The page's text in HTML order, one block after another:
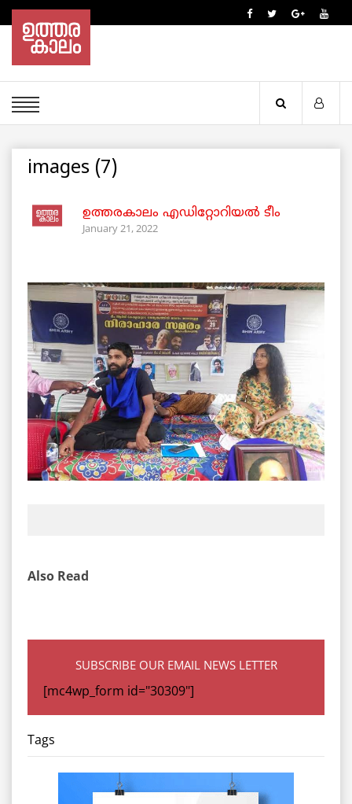
images (7)
ഉത്തരകാലം എഡിറ്റോറിയല്‍ ടീം
January 21, 2022
Also Read
SUBSCRIBE OUR EMAIL NEWS LETTER
[mc4wp_form id="30309"]
Tags